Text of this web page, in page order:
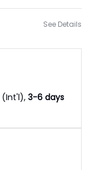
See Details
(Int'l), 3-6 days